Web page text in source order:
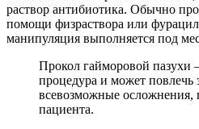
раствор антибиотика. Обычно
помощи физраствора или
манипуляция выполняется под
Прокол гайморовой пазухи
процедура и может повлечь
всевозможные осложнения,
пациента.